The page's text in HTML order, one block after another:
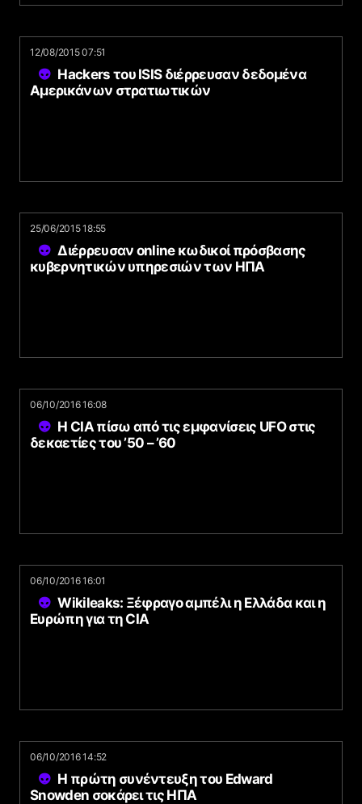
12/08/2015 07:51
Hackers του ISIS διέρρευσαν δεδομένα
Αμερικάνων στρατιωτικών
25/06/2015 18:55
Διέρρευσαν online κωδικοί πρόσβασης
κυβερνητικών υπηρεσιών των ΗΠΑ
06/10/2016 16:08
Η CIA πίσω από τις εμφανίσεις UFO στις
δεκαετίες του ’50 – ’60
06/10/2016 16:01
Wikileaks: Ξέφραγο αμπέλι η Ελλάδα και η
Ευρώπη για τη CIA
06/10/2016 14:52
Η πρώτη συνέντευξη του Edward
Snowden σοκάρει τις ΗΠΑ